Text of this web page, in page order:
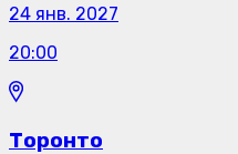
24 янв. 2027
20:00
Торонто